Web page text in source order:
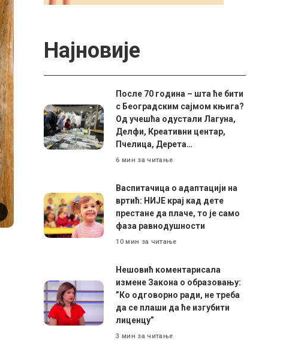
Најновије
После 70 година – шта ће бити
с Београдским сајмом књига?
Од учешћа одустали Лагуна,
Делфи, Креативни центар,
Пчелица, Дерета…
6 мин за читање
Васпитачица о адаптацији на
вртић: НИЈЕ крај кад дете
престане да плаче, то је само
фаза равнодушности
10 мин за читање
Нешовић коментарисала
измене Закона о образовању:
”Ко одговорно ради, не треба
да се плаши да ће изгубити
лиценцу”
3 мин за читање